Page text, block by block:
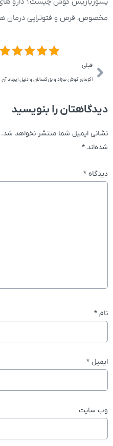
مخصوص، قرص و فتوتراپی درمان
قبلی
اگزمای گوش نوزاد و بزرگسالان و دلیل ایجاد آن
دیدگاهتان را بنویسید
نشانی ایمیل شما منتشر نخواهد شد.
شده‌اند *
دیدگاه *
نام *
ایمیل *
وب‌ سایت